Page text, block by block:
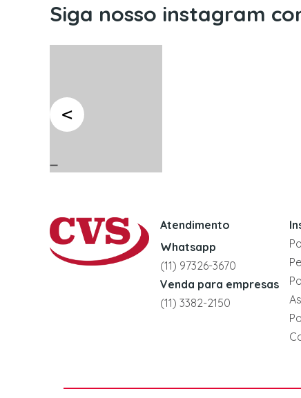
Siga nosso instagram
Atendimento
Whatsapp
(11) 97326-3670
Venda para empresas
(11) 3382-2150